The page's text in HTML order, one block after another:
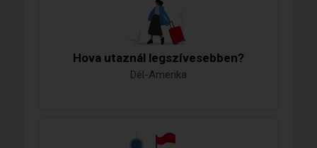
Hova utaznál legszívesebben?
Dél-Amerika